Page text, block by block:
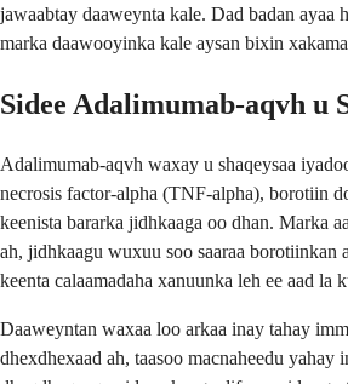
jawaabtay daaweynta kale. Dad badan ayaa
marka daawooyinka kale aysan bixin
Sidee Adalimumab-aqvh u
Adalimumab-aqvh waxay u shaqeysaa
necrosis factor-alpha (TNF-alpha), borotiin
keenista bararka jidhkaaga oo dhan. Marka
ah, jidhkaagu wuxuu soo saaraa borotiinkan
keenta calaamadaha xanuunka leh ee aad la
Daaweyntan waxaa loo arkaa inay tahay
dhexdhexaad ah, taasoo macnaheedu yahay